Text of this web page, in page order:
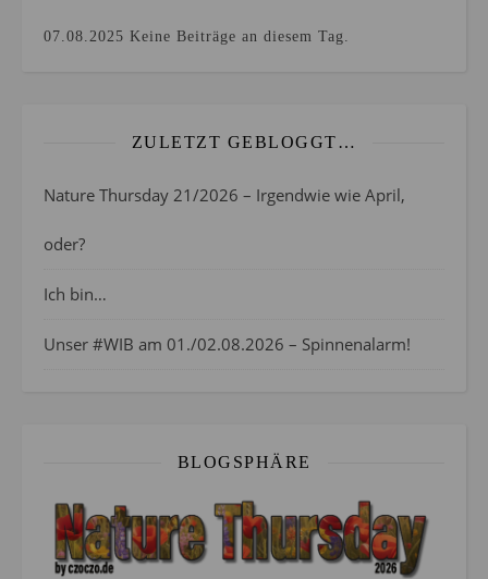
07.08.2025 Keine Beiträge an diesem Tag.
ZULETZT GEBLOGGT…
Nature Thursday 21/2026 – Irgendwie wie April,
oder?
Ich bin…
Unser #WIB am 01./02.08.2026 – Spinnenalarm!
BLOGSPHÄRE